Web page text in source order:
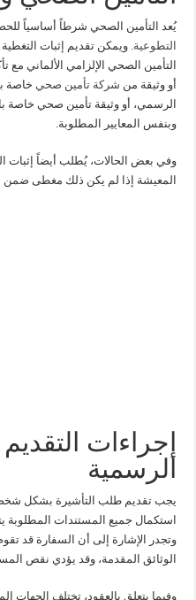
يُعد التأمين الصحي شرطاً أساسياً
التطوعية. ويمكن تقديم إثبات التغطية
التأمين الصحي الإلزامي الألماني مع
أو وثيقة من شركة تأمين صحي خاصة
الرسمي، أو وثيقة تأمين صحي خاصة
وبنفس المعايير المطلوبة.
وفي بعض الحالات، يُطلب أيضاً إثبات
المعيشة إذا لم يكن ذلك مغطى ضمن
إجراءات
الرسمية
يجب تقديم طلب التأشيرة بشكل
استكمال جميع المستندات
وتجدر الإشارة إلى أن السفارة قد
الوثائق المقدمة، وقد يؤدي نقص
وفيما يتعلق بالعقود، تختلف